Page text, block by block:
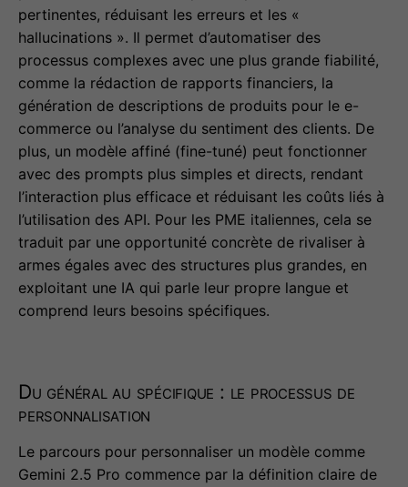
pertinentes, réduisant les erreurs et les «
hallucinations ». Il permet d’automatiser des
processus complexes avec une plus grande fiabilité,
comme la rédaction de rapports financiers, la
génération de descriptions de produits pour le e-
commerce ou l’analyse du sentiment des clients. De
plus, un modèle affiné (fine-tuné) peut fonctionner
avec des prompts plus simples et directs, rendant
l’interaction plus efficace et réduisant les coûts liés à
l’utilisation des API. Pour les PME italiennes, cela se
traduit par une opportunité concrète de rivaliser à
armes égales avec des structures plus grandes, en
exploitant une IA qui parle leur propre langue et
comprend leurs besoins spécifiques.
Du général au spécifique : le processus de
personnalisation
Le parcours pour personnaliser un modèle comme
Gemini 2.5 Pro commence par la définition claire de